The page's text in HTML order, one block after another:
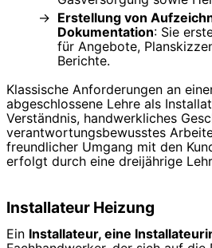
Erstellung von
Dokumentation: Sie
für Angebote,
Berichte.
Klassische Anforderungen an
abgeschlossene Lehre als
Verständnis, handwerkliches
verantwortungsbewusstes
freundlicher Umgang mit den
erfolgt durch eine dreijährige
Installateur Heizung
Ein Installateur, eine